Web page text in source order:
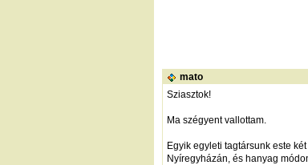
mato
Sziasztok!
Ma szégyent vallottam.
Egyik egyleti tagtársunk este
Nyíregyházán, és hanyag